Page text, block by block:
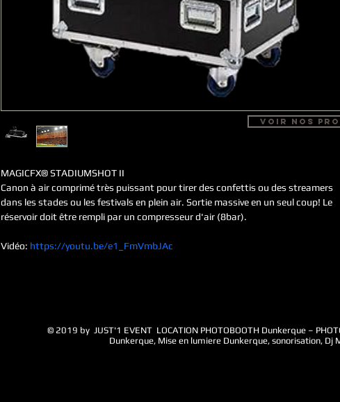
MAGICFX® STADIUMSHOT II
Canon à air comprimé très puissant pour tirer des confettis ou des streamers
dans les stades ou les festivals en plein air. Sortie massive en un seul coup! Le
réservoir doit être rempli par un compresseur d'air (8bar).
Vidéo: https://youtu.be/e1_FmVmbJAc
Voir nos
© 2019 by JUST'1 EVENT LOCATION PHOTOBOOTH Dunkerque –
Dunkerque, Mise en lumiere Dunkerque, sonorisation, Dj